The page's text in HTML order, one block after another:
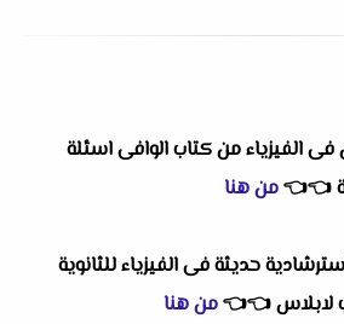
فى الفيزياء من كتاب الوافى اسئلة
👈
👈من هنا
حديثة فى الفيزياء للثانوية
👈
👈من هنا